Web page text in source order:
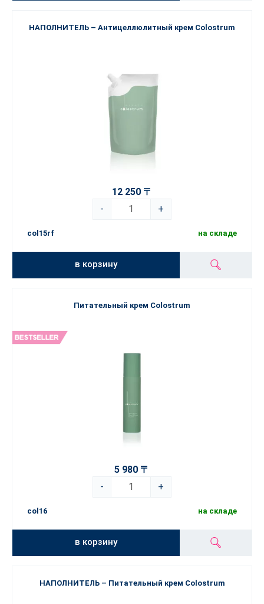
НАПОЛНИТЕЛЬ – Антицеллюлитный крем Colostrum
12 250 〒
-
+
col15rf на складе
в корзину
Питательный крем Colostrum
5 980 〒
-
+
col16 на складе
в корзину
НАПОЛНИТЕЛЬ – Питательный крем Colostrum